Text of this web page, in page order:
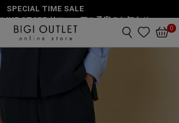
SPECIAL TIME SALE
STORE リニューアル予定のお知らせ
0
トロピカル2WAYパンツ